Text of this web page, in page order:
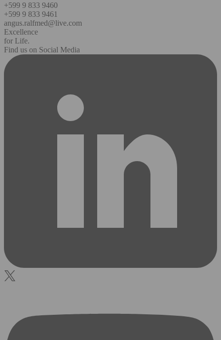
+599 9 833 9460
+599 9 833 9461
angus.ralfmed@live.com
Excellence
for Life.
Find us on Social Media